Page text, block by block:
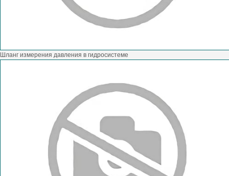
Шланг измерения давления в гидросистеме